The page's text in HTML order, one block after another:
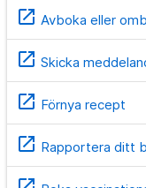
open_in_new Avboka eller
open_in_new Skicka
open_in_new Förnya recept
open_in_new Rapportera ditt